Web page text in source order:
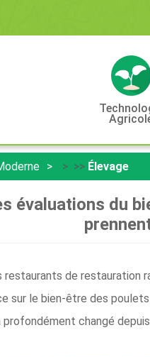
> >> Élevage
évaluations du
restaurants de restauration
sur le bien-être des
changé